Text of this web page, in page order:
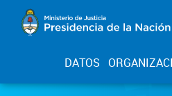
DATOS